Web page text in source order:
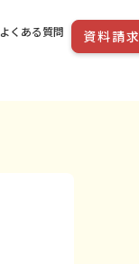
よくある質問 資料請求